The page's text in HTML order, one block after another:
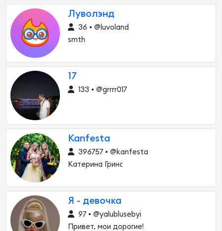
Луволэнд
36 • @luvoland
smth
17
133 • @grrrr017
Kanfesta
396757 • @kanfesta
Катерина Гринс
Я - девочка
97 • @yalublusebyi
Привет, мои дорогие!